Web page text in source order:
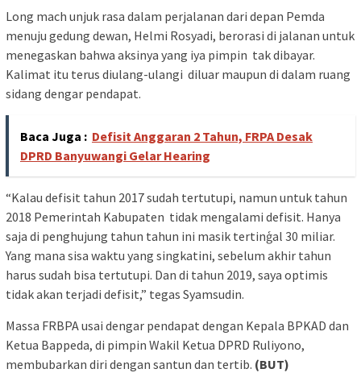
Long mach unjuk rasa dalam perjalanan dari depan Pemda
menuju gedung dewan, Helmi Rosyadi, berorasi di jalanan untuk
menegaskan bahwa aksinya yang iya pimpin tak dibayar.
Kalimat itu terus diulang-ulangi diluar maupun di dalam ruang
sidang dengar pendapat.
Baca Juga : Defisit Anggaran 2 Tahun, FRPA Desak
DPRD Banyuwangi Gelar Hearing
“Kalau defisit tahun 2017 sudah tertutupi, namun untuk tahun
2018 Pemerintah Kabupaten tidak mengalami defisit. Hanya
saja di penghujung tahun tahun ini masik tertinģal 30 miliar.
Yang mana sisa waktu yang singkatini, sebelum akhir tahun
harus sudah bisa tertutupi. Dan di tahun 2019, saya optimis
tidak akan terjadi defisit,” tegas Syamsudin.
Massa FRBPA usai dengar pendapat dengan Kepala BPKAD dan
Ketua Bappeda, di pimpin Wakil Ketua DPRD Ruliyono,
membubarkan diri dengan santun dan tertib. (BUT)